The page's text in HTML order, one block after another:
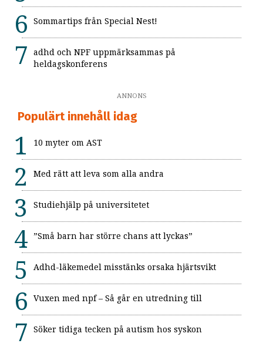
Sommartips från Special Nest!
adhd och NPF uppmärksammas på
heldagskonferens
ANNONS
Populärt innehåll idag
10 myter om AST
Med rätt att leva som alla andra
Studiehjälp på universitetet
”Små barn har större chans att lyckas”
Adhd-läkemedel misstänks orsaka hjärtsvikt
Vuxen med npf – Så går en utredning till
Söker tidiga tecken på autism hos syskon